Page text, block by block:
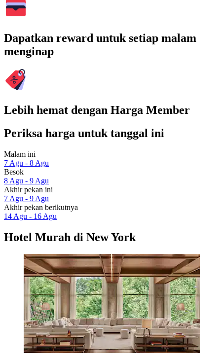
Dapatkan reward untuk setiap malam
menginap
Lebih hemat dengan Harga Member
Periksa harga untuk tanggal ini
Malam ini
7 Agu - 8 Agu
Besok
8 Agu - 9 Agu
Akhir pekan ini
7 Agu - 9 Agu
Akhir pekan berikutnya
14 Agu - 16 Agu
Hotel Murah di New York